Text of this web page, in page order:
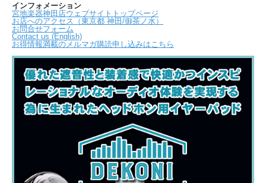
インフォメーション
宮地楽器神田店ウェブサイトトップページ
お店へのアクセス（東京都 神田/御茶ノ水）
お問合せフォーム
Contact us (English)
お得情報満載のメルマガ購読申し込みはこちら